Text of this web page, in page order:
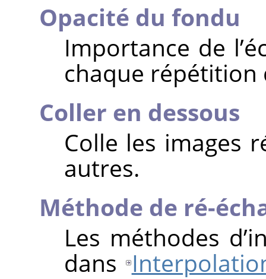
Opacité du fondu
Importance de
chaque répétition
Coller en dessous
Colle les images
autres.
Méthode de ré-
Les méthodes
dans